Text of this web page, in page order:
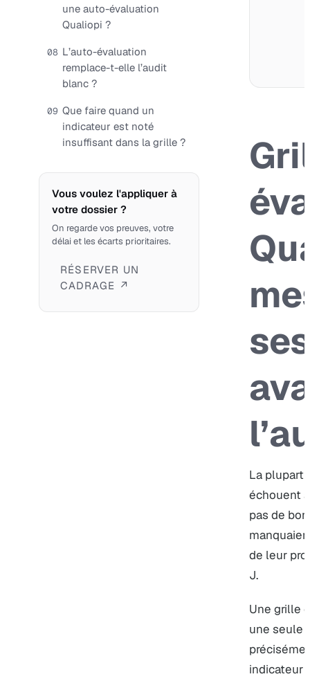
une auto-évaluation
Qualiopi ?
08 L’auto-évaluation
remplace-t-elle l’audit
blanc ?
09 Que faire quand un
indicateur est noté
insuffisant dans la grille ?
Vous voulez l'appliquer à
votre dossier ?
On regarde vos preuves, votre
délai et les écarts prioritaires.
RÉSERVER UN
CADRAGE ↗
La plupart
échouent
pas de
de leur
J.
Une grille
une seule
indicateur